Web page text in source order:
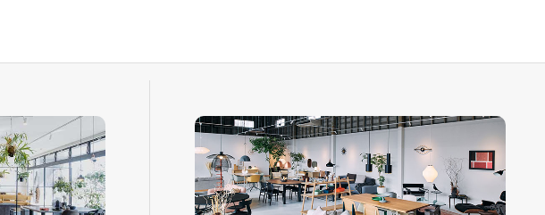
096-274-8175
0965-45-9282